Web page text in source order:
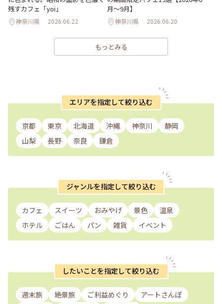
残すカフェ「yoi」
神奈川県 2026.06.22
月～9月】
神奈川県 2026.06.20
もっとみる
エリアを指定して絞り込む
京都 東京 北海道 沖縄 神奈川
静岡
山梨
長野 奈良 鎌倉
ジャンルを指定して絞り込む
カフェ スイーツ おみやげ 景色
温泉
ホテル
ごはん パン 雑貨 イベント
したいことを指定して絞り込む
週末旅 絶景旅 ご利益めぐり
アートさんぽ